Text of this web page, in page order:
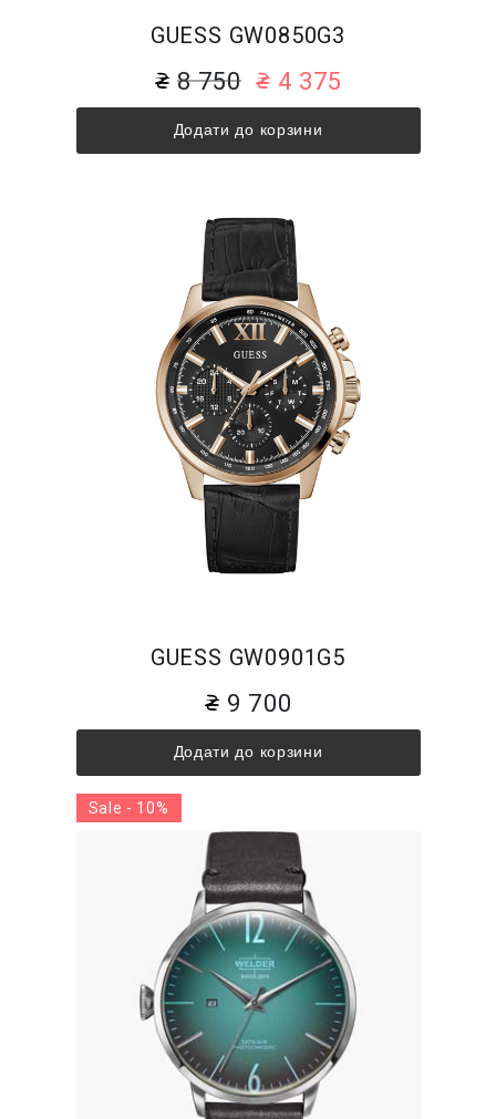
GUESS GW0850G3
8 750 4 375
Додати до корзини
GUESS GW0901G5
9 700
Додати до корзини
Sale - 10%